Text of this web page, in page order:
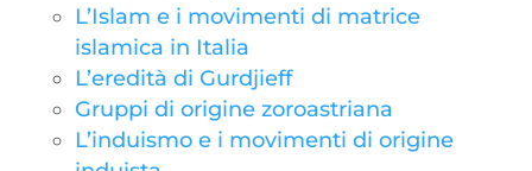
L’Islam e i movimenti di matrice
islamica in Italia
L’eredità di Gurdjieff
Gruppi di origine zoroastriana
L’induismo e i movimenti di origine